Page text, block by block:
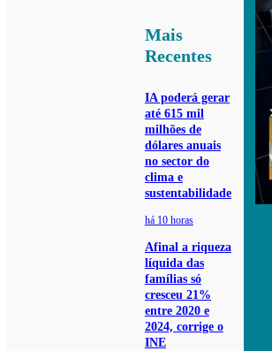
Mais
Recentes
IA poderá gerar
até 615 mil
milhões de
dólares anuais
no sector do
clima e
sustentabilidade
há 10 horas
Afinal a riqueza
líquida das
famílias só
cresceu 21%
entre 2020 e
2024, corrige o
INE